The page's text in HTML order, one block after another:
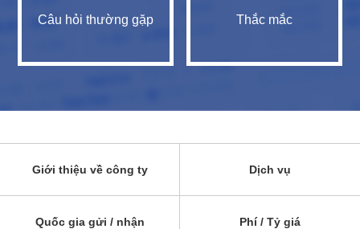
Câu hỏi thường gặp Thắc mắc
Giới thiệu về công ty Dịch vụ
Quốc gia gửi / nhận Phí / Tỷ giá